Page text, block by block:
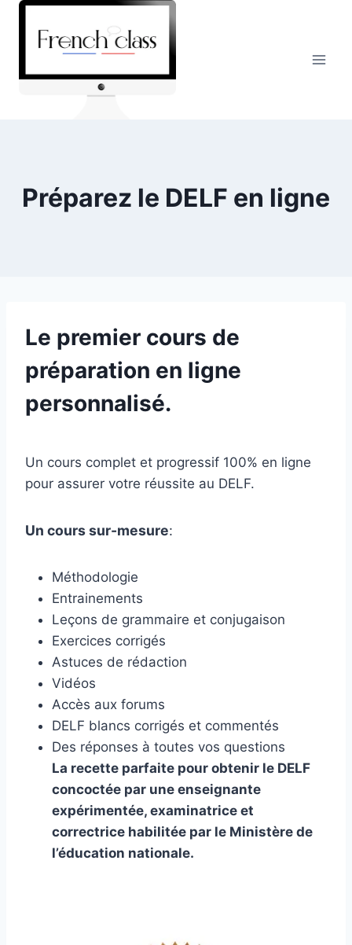
Skip
content
Préparez le DELF en ligne
Le premier cours de
préparation en ligne
personnalisé.
Un cours complet et progressif 100% en ligne
pour assurer votre réussite au DELF.
Un cours sur-mesure:
Méthodologie
Entrainements
Leçons de grammaire et conjugaison
Exercices corrigés
Astuces de rédaction
Vidéos
Accès aux forums
DELF blancs corrigés et commentés
Des réponses à toutes vos questions
La recette parfaite pour obtenir le DELF
concoctée par une enseignante
expérimentée, examinatrice et
correctrice habilitée par le Ministère de
l’éducation nationale.